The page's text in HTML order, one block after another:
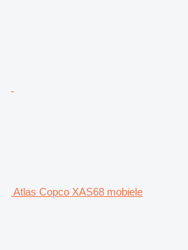
Atlas Copco XAS68 mobiele